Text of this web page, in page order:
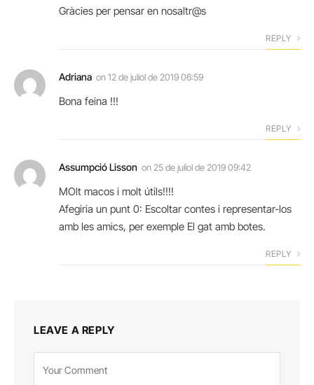
Gràcies per pensar en nosaltr@s
REPLY
Adriana on12 de juliol de 2019 06:59
Bona feina !!!
REPLY
Assumpció Lisson on 25 de juliol de 2019 09:42
MOlt macos i molt útils!!!!
Afegiria un punt 0: Escoltar contes i representar-los
amb les amics, per exemple El gat amb botes.
REPLY
LEAVE A REPLY